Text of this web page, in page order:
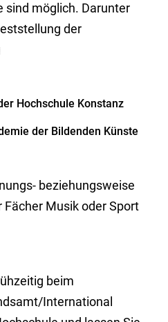
sind möglich. Darunter
der
Hochschule Konstanz
der Bildenden Künste
beziehungsweise
Musik oder Sport
beim
International